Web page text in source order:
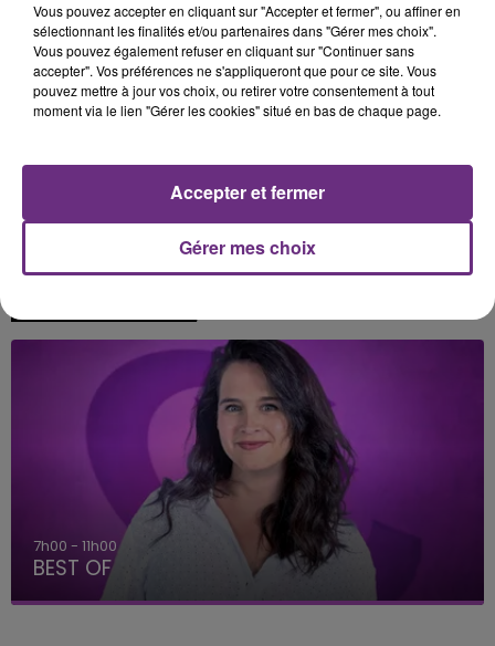
The Fate Of Ophelia La Traversee
7h00 - 11h00
BEST OF
Vous pouvez accepter en cliquant sur "Accepter et fermer", ou affiner en
sélectionnant les finalités et/ou partenaires dans "Gérer mes choix".
Vous pouvez également refuser en cliquant sur "Continuer sans
accepter". Vos préférences ne s'appliqueront que pour ce site. Vous
pouvez mettre à jour vos choix, ou retirer votre consentement à tout
moment via le lien "Gérer les cookies" situé en bas de chaque page.
Gérer mes choix
Accepter et fermer